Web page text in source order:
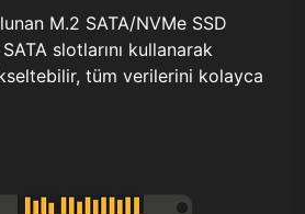
M.2 SATA/NVMe SSD
slotlarını kullanarak
tüm verilerini kolayca